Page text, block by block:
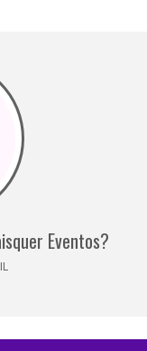
Eventos?